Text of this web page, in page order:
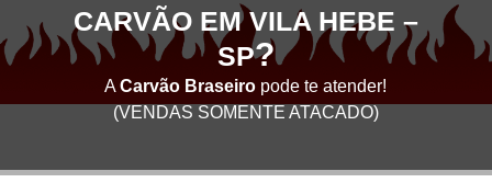
CARVÃO EM VILA HEBE –
SP?
ACarvão Braseiro pode te atender!
(VENDAS SOMENTE ATACADO)